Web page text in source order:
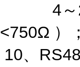
4 ～
<750Ω ）；
10、